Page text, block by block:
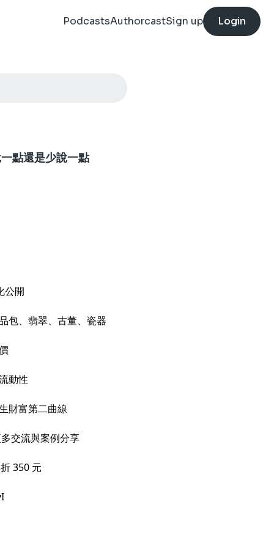
PodcastsAuthorcastSign up Login
點還是少說一點
公開
包、翡翠、古董、瓷器
動性
財富第二曲線
交流與案例分享
350 元